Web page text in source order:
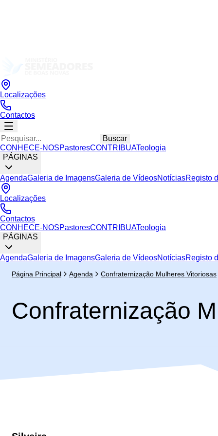
Localizações
Contactos
Buscar
CONHECE-NOSPastoresCONTRIBUATeologia
PÁGINAS
AgendaGaleria de ImagensGaleria de VídeosNotíciasRegisto
Localizações
Contactos
CONHECE-NOSPastoresCONTRIBUATeologia
PÁGINAS
AgendaGaleria de ImagensGaleria de VídeosNotíciasRegisto
Página Principal Agenda Confraternização Mulheres Vitoriosas
Confraternização